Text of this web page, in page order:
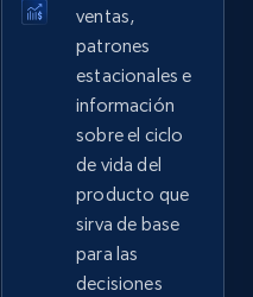
description,
Variations, and
Comenzar ahora
products from
ventas,
patrones
estacionales e
información
sobre el ciclo
de vida del
producto que
sirva de base
para las
decisiones